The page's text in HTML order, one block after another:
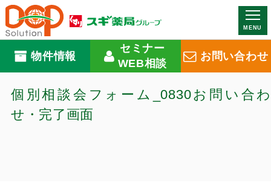
MENU
物件情報
セミナー
WEB相談
お問い合わせ
個別相談会フォーム_0830お問い合わ
せ・完了画面